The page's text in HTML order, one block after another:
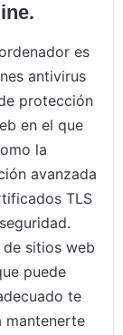
.
es
antivirus
protección
en el que
la
avanzada
TLS
de sitios web
puede
te
mantenerte